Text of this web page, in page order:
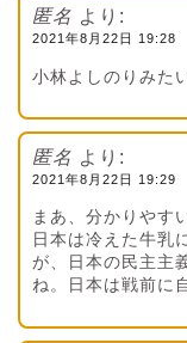
匿名 より:
2021年8月22日 19:28
小林よしのりみた
匿名 より:
2021年8月22日 19:29
まあ、分かりやす
日本は冷えた牛乳
が、日本の民主主
ね。日本は戦前に